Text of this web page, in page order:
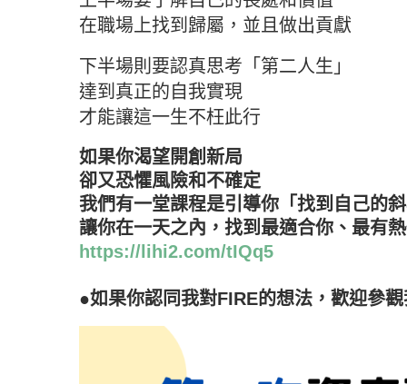
在職場上找到歸屬，並且做出貢獻
下半場則要認真思考「第二人生」
達到真正的自我實現
才能讓這一生不枉此行
如果你渴望開創新局
卻又恐懼風險和不確定
我們有一堂課程是引導你「找到自己的
讓你在一天之內，找到最適合你、最有
https://lihi2.com/tIQq5
●如果你認同我對FIRE的想法，歡迎參